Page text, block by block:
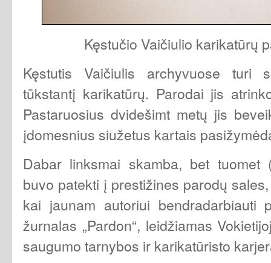
Kęstučio Vaičiulio karikatūrų
Kęstutis Vaičiulis archyvuose turi
tūkstantį karikatūrų. Parodai jis
Pastaruosius dvidešimt metų jis
įdomesnius siužetus kartais
Dabar linksmai skamba, bet tuomet
buvo patekti į prestižines parodų
kai jaunam autoriui bendradarbiauti
žurnalas „Pardon“, leidžiamas
saugumo tarnybos ir karikatūristo